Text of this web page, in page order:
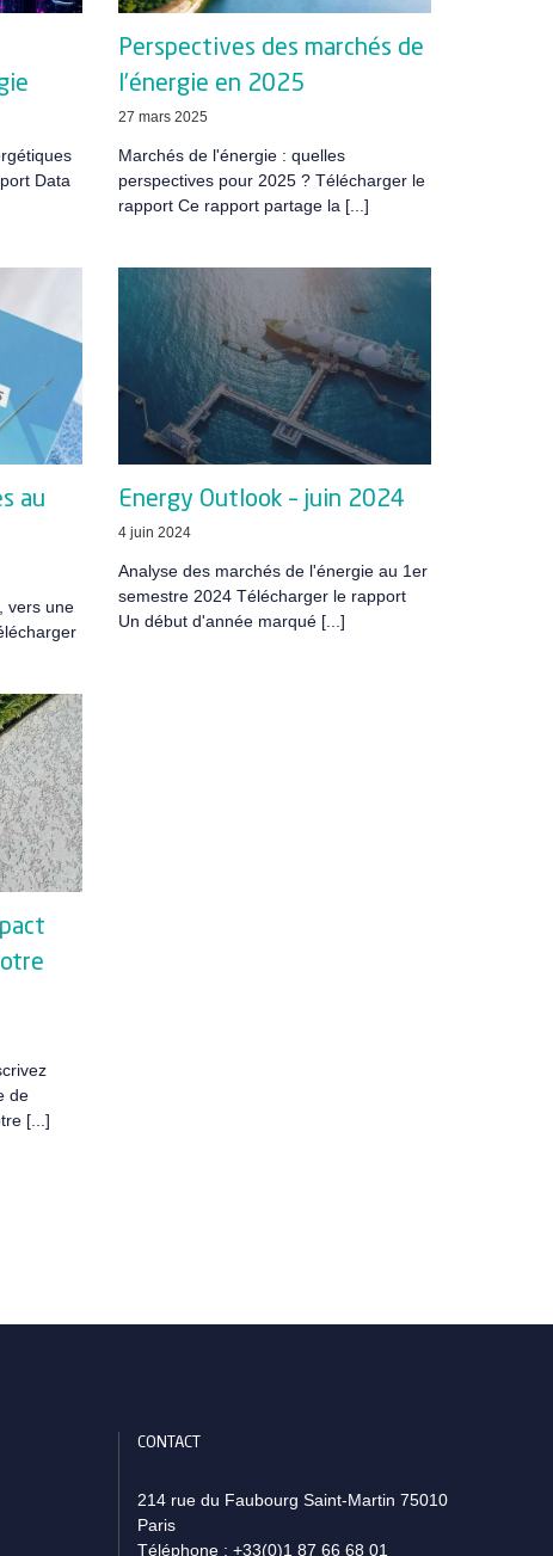
Data
Perspectives des marchés de
l’énergie en 2025
27 mars 2025
Marchés de l'énergie : quelles
perspectives pour 2025 ? Télécharger le
rapport Ce rapport partage la [...]
au
vers une
Energy Outlook – juin 2024
4 juin 2024
Analyse des marchés de l'énergie au 1er
semestre 2024 Télécharger le rapport
Un début d'année marqué [...]
de
[...]
CONTACT
214 rue du Faubourg Saint-Martin 75010
Paris
Téléphone : +33(0)1 87 66 68 01